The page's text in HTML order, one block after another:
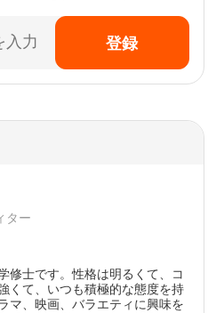
登録
ター
修士です。性格は明るくて、コ
くて、いつも積極的な態度を持
マ、映画、バラエティに興味を